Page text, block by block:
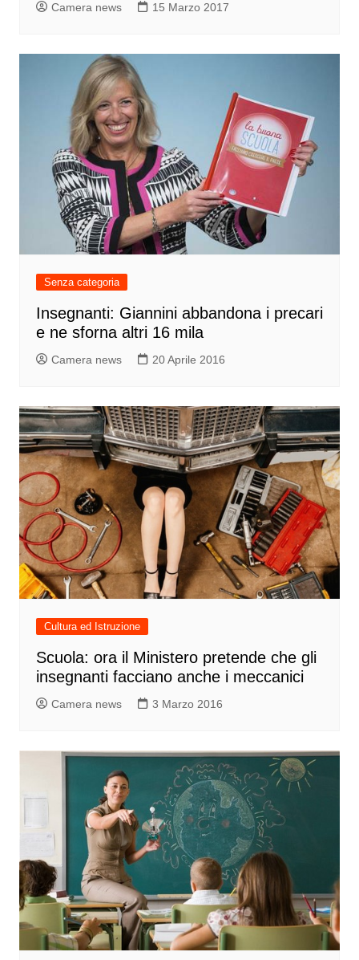
Camera news 15 Marzo 2017
Senza categoria
Insegnanti: Giannini abbandona i precari
e ne sforna altri 16 mila
Camera news 20 Aprile 2016
Cultura ed Istruzione
Scuola: ora il Ministero pretende che gli
insegnanti facciano anche i meccanici
Camera news 3 Marzo 2016